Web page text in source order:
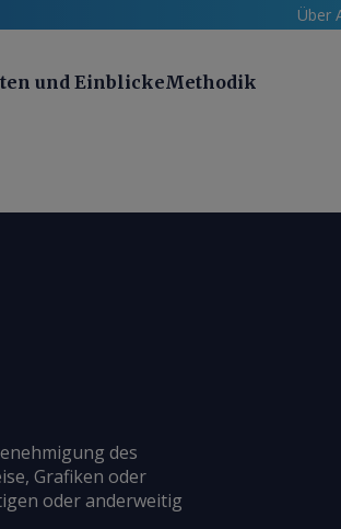
Über
und EinblickeMethodik
des
Grafiken oder
oder anderweitig